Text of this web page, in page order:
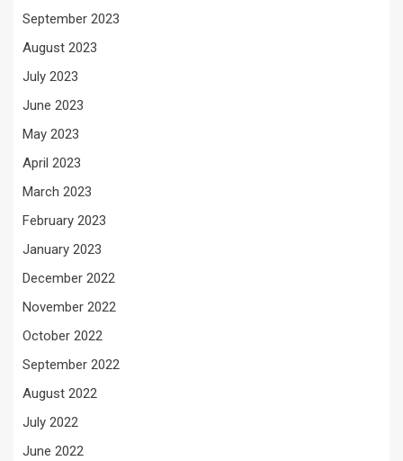
September 2023
August 2023
July 2023
June 2023
May 2023
April 2023
March 2023
February 2023
January 2023
December 2022
November 2022
October 2022
September 2022
August 2022
July 2022
June 2022